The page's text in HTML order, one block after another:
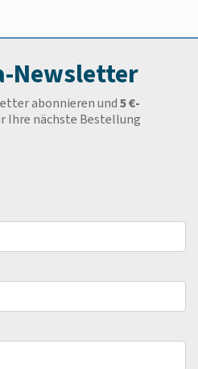
Newsletter
abonnieren und5 €-
Ihre nächste Bestellung